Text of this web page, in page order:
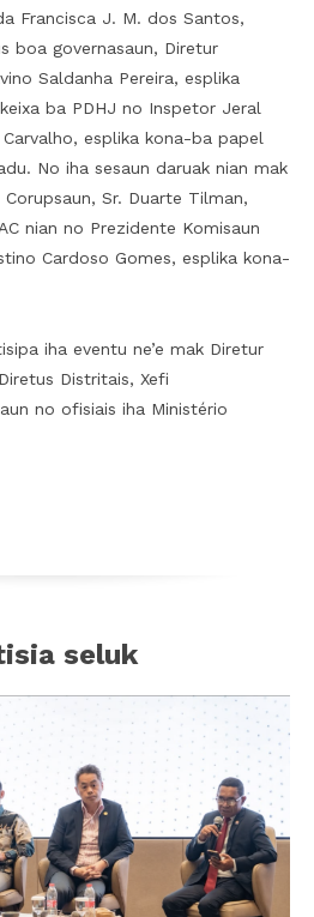
Francisca J. M. dos Santos,
boa governasaun, Diretur
Saldanha Pereira, esplika
ba PDHJ no Inspetor Jeral
esplika kona-ba papel
No iha sesaun daruak nian mak
Sr. Duarte Tilman,
nian no Prezidente Komisaun
Cardoso Gomes, esplika kona-
iha eventu ne’e mak Diretur
Distritais, Xefi
no ofisiais iha Ministério
seluk